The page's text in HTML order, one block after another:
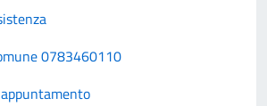
0783460110